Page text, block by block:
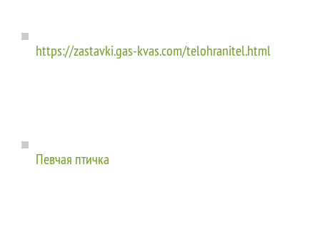
https://zastavki.gas-kvas.com/telohranitel.html
Певчая птичка